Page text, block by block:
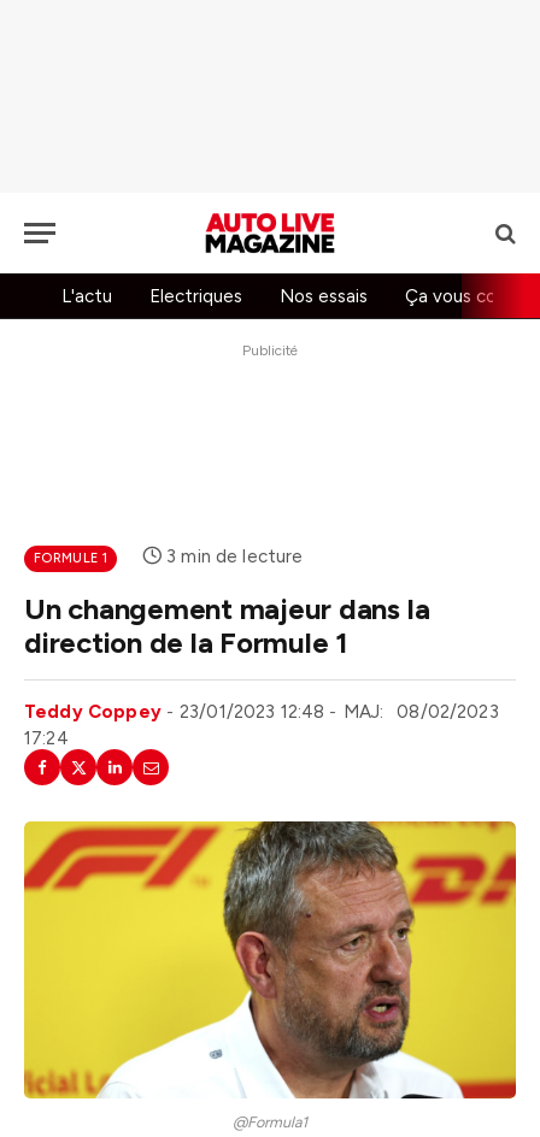
L'actu Electriques Nos essais Ça vous
Publicité
FORMULE 1 3 min de lecture
Un changement majeur dans la
direction de la Formule 1
Teddy Coppey 23/01/2023 12:48 MAJ:
08/02/2023
17:24
@Formula1